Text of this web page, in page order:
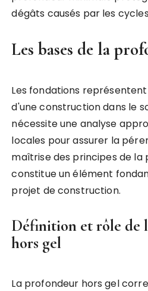
dégâts causés par les
Les bases de la
Les fondations
d'une construction dans le
nécessite une analyse
locales pour assurer la
maîtrise des principes de la
constitue un élément
projet de construction.
Définition et rôle de
hors gel
La profondeur hors gel